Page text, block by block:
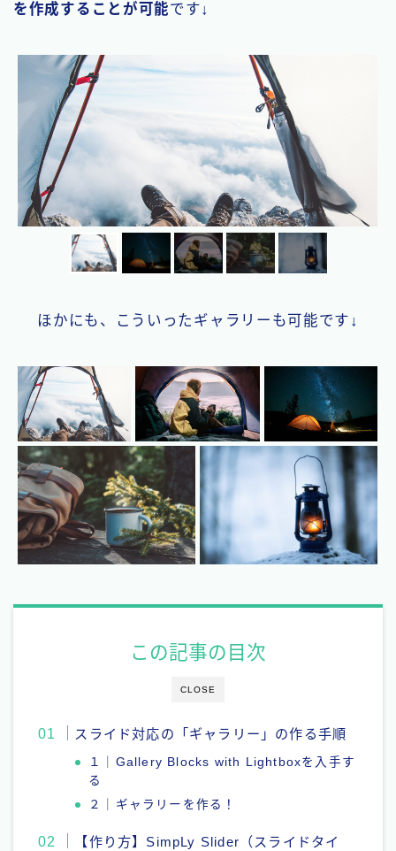
を作成することが可能です↓
ほかにも、こういったギャラリーも可能です↓
CLOSE
この記事の目次
スライド対応の「ギャラリー」の作る手順
１｜Gallery Blocks with Lightboxを入手す
る
２｜ギャラリーを作る！
【作り方】SimpLy Slider（スライドタイ